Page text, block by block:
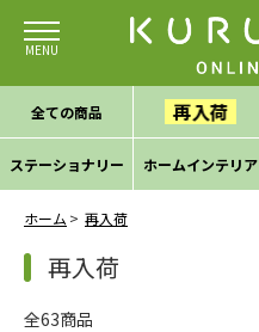
全ての商品 再入荷
ステーショナリー ホームインテリア
ホーム 再入荷
再入荷
全63商品